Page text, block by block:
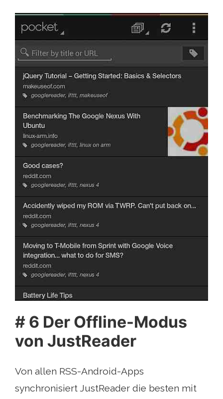
# 6 Der Offline-Modus
von JustReader
Von allen RSS-Android-Apps
synchronisiert JustReader die besten mit